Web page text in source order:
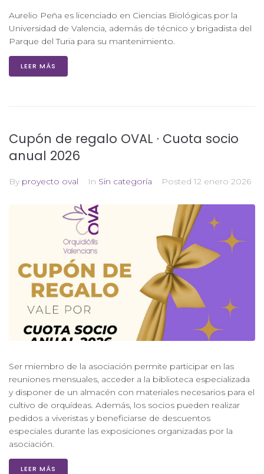
Aurelio Peña es licenciado en Ciencias Biológicas por la
Universidad de Valencia, además de técnico y brigadista del
Parque del Turia para su mantenimiento.
LEER MÁS
Cupón de regalo OVAL · Cuota socio
anual 2026
By proyecto oval In Sin categoría Posted 12 enero 2026
Ser miembro de la asociación permite participar en las
reuniones mensuales, acceder a la biblioteca especializada
y disponer de un almacén con materiales necesarios para el
cultivo de orquídeas. Además, los socios pueden realizar
pedidos a viveristas y beneficiarse de descuentos
especiales durante las exposiciones organizadas por la
asociación.
LEER MÁS